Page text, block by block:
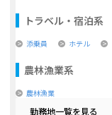
トラベル・宿泊系
添乗員 ホテル
農林漁業系
農林漁業
勤務地一覧を見る